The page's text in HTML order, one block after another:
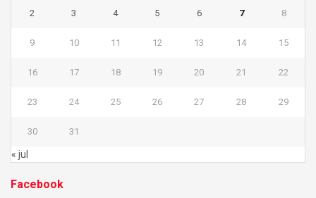
2 3 4 5 6 7 8
9 10 11 12 13 14 15
16 17 18 19 20 21 22
23 24 25 26 27 28 29
30 31
« jul
Facebook